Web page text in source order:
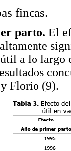
fincas.
parto. El
a lo largo
Florio (9).